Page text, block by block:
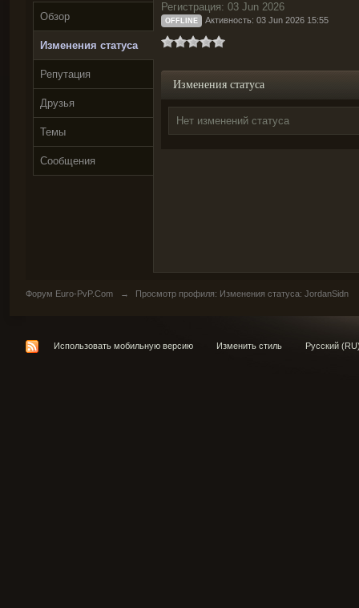
Обзор
Изменения статуса
Репутация
Друзья
Темы
Сообщения
Регистрация: 03 Jun 2026
OFFLINE Активность: 03 Jun 2026 15:55
Изменения статуса
Нет изменений статуса
Форум Euro-PvP.Com → Просмотр профиля: Изменения статуса: JordanSidn
Использовать мобильную версию Изменить стиль Русский